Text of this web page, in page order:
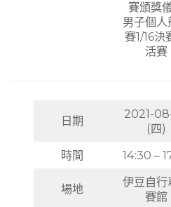
賽頒獎
男子個人
賽1/16決
活賽
日期
2021-
(四)
時間
14:30 –
場地
伊豆自行
賽館